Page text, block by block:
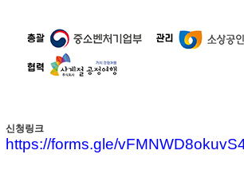
신청링크
https://forms.gle/